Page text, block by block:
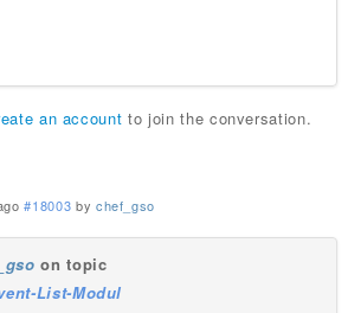
an account to join the conversation.
#18003 by chef_gso
on topic
List-Modul